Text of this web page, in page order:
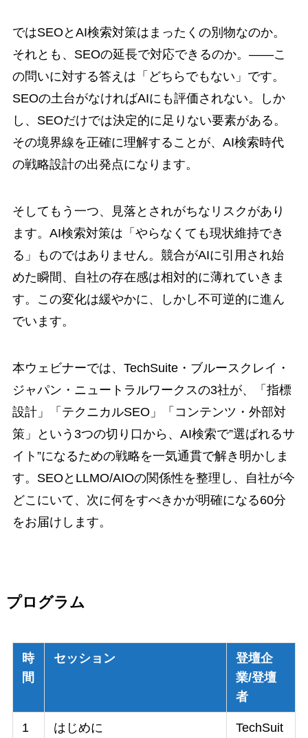
ではSEOとAI検索対策はまったくの別物なのか。
それとも、SEOの延長で対応できるのか。——こ
の問いに対する答えは「どちらでもない」です。
SEOの土台がなければAIにも評価されない。しか
し、SEOだけでは決定的に足りない要素がある。
その境界線を正確に理解することが、AI検索時代
の戦略設計の出発点になります。
そしてもう一つ、見落とされがちなリスクがあり
ます。AI検索対策は「やらなくても現状維持でき
る」ものではありません。競合がAIに引用され始
めた瞬間、自社の存在感は相対的に薄れていきま
す。この変化は緩やかに、しかし不可逆的に進ん
でいます。
本ウェビナーでは、TechSuite・ブルースクレイ・
ジャパン・ニュートラルワークスの3社が、「指標
設計」「テクニカルSEO」「コンテンツ・外部対
策」という3つの切り口から、AI検索で”選ばれるサ
イト”になるための戦略を一気通貫で解き明かしま
す。SEOとLLMO/AIOの関係性を整理し、自社が今
どこにいて、次に何をすべきかが明確になる60分
をお届けします。
プログラム
時
間
セッション
登壇企
業/登壇
者
1
はじめに
TechSuit